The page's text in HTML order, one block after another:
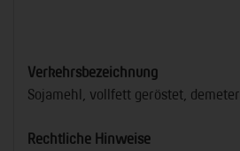
Verkehrsbezeichnung
Sojamehl, vollfett geröstet, demeter
Rechtliche Hinweise